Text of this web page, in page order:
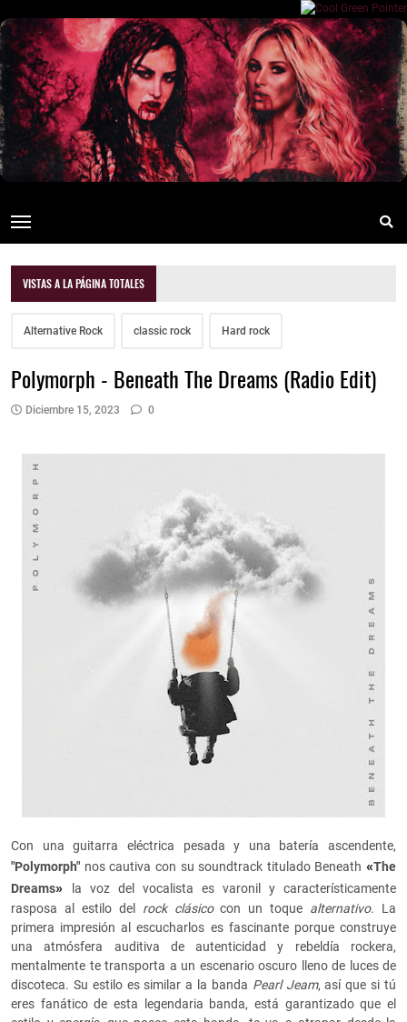
VISTAS A LA PÁGINA TOTALES
Alternative Rock classic rock Hard rock
Polymorph - Beneath The Dreams (Radio Edit)
Diciembre 15, 2023 0
Con una guitarra eléctrica pesada y una batería ascendente,
"Polymorph" nos cautiva con su soundtrack titulado Beneath «The
Dreams»
la voz del vocalista es varonil y característicamente
rasposa al estilo del rock clásicocon un toque alternativo. La
primera impresión al escucharlos es fascinante porque construye
una atmósfera auditiva de autenticidad y rebeldía rockera,
mentalmente te transporta a un escenario oscuro lleno de luces de
discoteca. Su estilo es similar a la banda Pearl Jeam, así que si tú
eres fanático de esta legendaria banda, está garantizado que el